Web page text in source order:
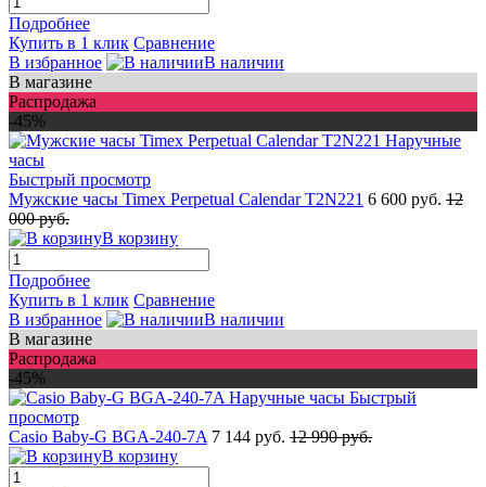
Подробнее
Купить в 1 клик Сравнение
В избранное
В наличии
В магазине
Распродажа
-45%
Быстрый просмотр
Мужские часы Timex Perpetual Calendar T2N221 6 600 руб. 12
000 руб.
В корзину
Подробнее
Купить в 1 клик Сравнение
В избранное
В наличии
В магазине
Распродажа
-45%
Быстрый
просмотр
Casio Baby-G BGA-240-7A 7 144 руб. 12 990 руб.
В корзину